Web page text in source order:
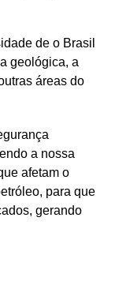
de o Brasil
geológica, a
áreas do
a nossa
afetam o
para que
gerando